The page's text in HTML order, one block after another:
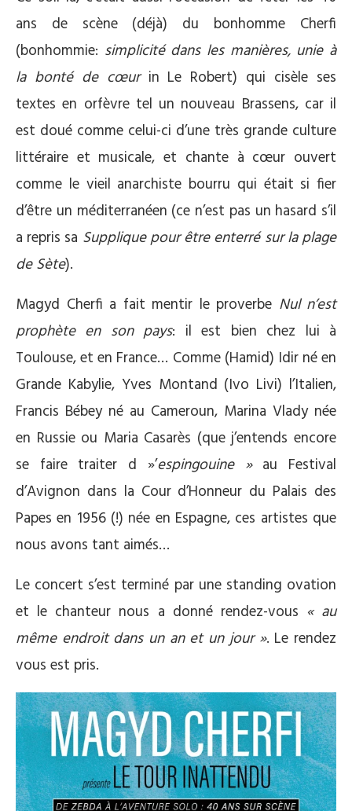
ans de scène (déjà) du bonhomme Cherfi
(bonhommie: simplicité dans les manières, unie à
la bonté de cœur in Le Robert) qui cisèle ses
textes en orfèvre tel un nouveau Brassens, car il
est doué comme celui-ci d’une très grande culture
littéraire et musicale, et chante à cœur ouvert
comme le vieil anarchiste bourru qui était si fier
d’être un méditerranéen (ce n’est pas un hasard s’il
a repris sa Supplique pour être enterré sur la plage
de Sète).
Magyd Cherfi a fait mentir le proverbe Nul n’est
prophète en son pays: il est bien chez lui à
Toulouse, et en France… Comme (Hamid) Idir né en
Grande Kabylie, Yves Montand (Ivo Livi) l’Italien,
Francis Bébey né au Cameroun, Marina Vlady née
en Russie ou Maria Casarès (que j’entends encore
se faire traiter d »’espingouine » au Festival
d’Avignon dans la Cour d’Honneur du Palais des
Papes en 1956 (!) née en Espagne, ces artistes que
nous avons tant aimés…
Le concert s’est terminé par une standing ovation
et le chanteur nous a donné rendez-vous « au
même endroit dans un an et un jour ». Le rendez
vous est pris.